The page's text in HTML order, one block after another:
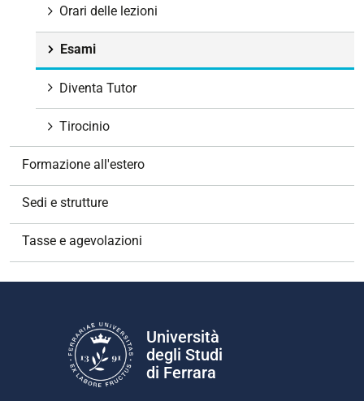
Orari delle lezioni
Esami
Diventa Tutor
Tirocinio
Formazione all'estero
Sedi e strutture
Tasse e agevolazioni
Università
degli Studi
di Ferrara